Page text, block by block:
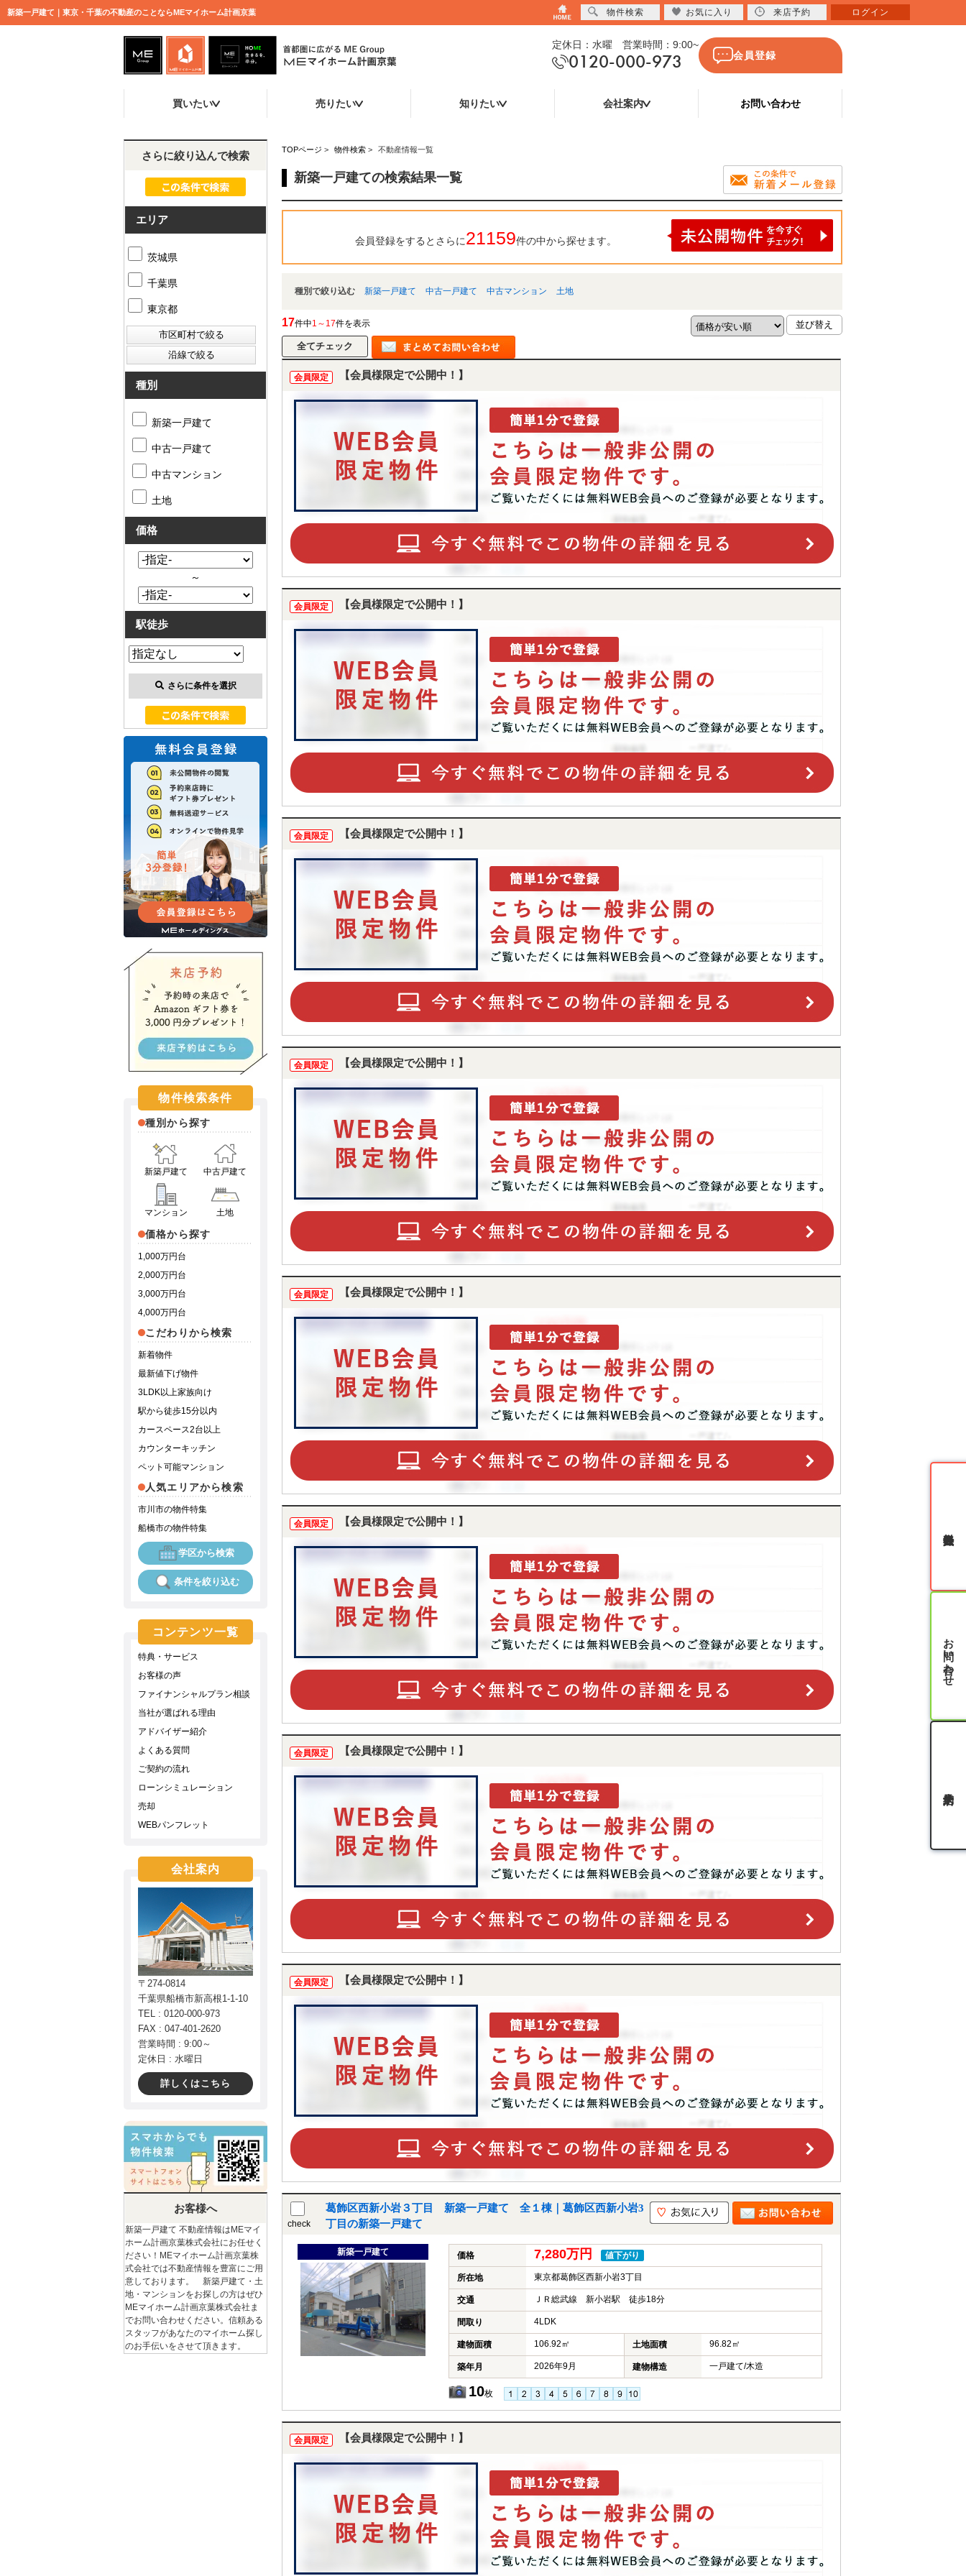
新築一戸建て｜東京・千葉の不動産のことならMEマイホーム計画京葉
定休日：水曜 営業時間：9:00~
0120-000-973 会員登録
買いたい 売りたい 知りたい 会社案内 お問い合わせ
TOPページ > 物件検索 > 不動産情報一覧
新築一戸建ての検索結果一覧
会員登録をするとさらに21159件の中から探せます。
種別で絞り込む 新築一戸建て 中古一戸建て 中古マンション 土地
17件中1～17件を表示
会員限定 【会員様限定で公開中！】
会員限定 【会員様限定で公開中！】
会員限定 【会員様限定で公開中！】
会員限定 【会員様限定で公開中！】
会員限定 【会員様限定で公開中！】
会員限定 【会員様限定で公開中！】
会員限定 【会員様限定で公開中！】
会員限定 【会員様限定で公開中！】
check
葛飾区西新小岩３丁目 新築一戸建て 全１棟｜葛飾区西新小岩3
丁目の新築一戸建て
新築一戸建て 価格 7,280万円 値下がり
所在地 東京都葛飾区西新小岩3丁目
交通 ＪＲ総武線 新小岩駅 徒歩18分
間取り 4LDK
建物面積 106.92㎡ 土地面積 96.82㎡
築年月 2026年9月 建物構造 一戸建て/木造
10枚
会員限定 【会員様限定で公開中！】
さらに絞り込んで検索
エリア
茨城県
千葉県
東京都
種別
新築一戸建て
中古一戸建て
中古マンション
土地
価格
～
駅徒歩
さらに条件を選択
物件検索条件
種別から探す
新築戸建て 中古戸建て
マンション 土地
価格から探す
1,000万円台
2,000万円台
3,000万円台
4,000万円台
こだわりから検索
新着物件
最新値下げ物件
3LDK以上家族向け
駅から徒歩15分以内
カースペース2台以上
カウンターキッチン
ペット可能マンション
人気エリアから検索
市川市の物件特集
船橋市の物件特集
学区から検索
条件を絞り込む
コンテンツ一覧
特典・サービス
お客様の声
ファイナンシャルプラン相談
当社が選ばれる理由
アドバイザー紹介
よくある質問
ご契約の流れ
ローンシミュレーション
売却
WEBパンフレット
会社案内
〒274-0814
千葉県船橋市新高根1-1-10
TEL : 0120-000-973
FAX : 047-401-2620
営業時間 : 9:00～
定休日 : 水曜日
詳しくはこちら
お客様へ
新築一戸建て 不動産情報はMEマイ
ホーム計画京葉株式会社にお任せく
ださい！MEマイホーム計画京葉株
式会社では不動産情報を豊富にご用
意しております。 新築戸建て・土
地・マンションをお探しの方はぜひ
MEマイホーム計画京葉株式会社ま
でお問い合わせください。信頼ある
スタッフがあなたのマイホーム探し
のお手伝いをさせて頂きます。
物件検索 お気に入り 来店予約 ログイン
お問い合わせ